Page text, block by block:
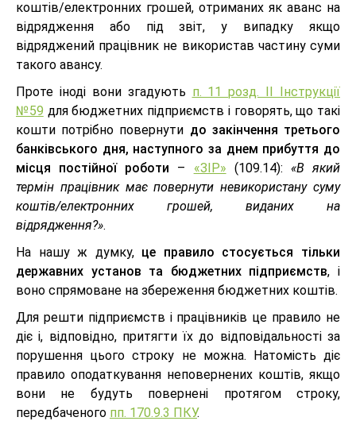
коштів/електронних грошей, отриманих як аванс на
відрядження або під звіт, у випадку якщо
відряджений працівник не використав частину суми
такого авансу.
Проте іноді вони згадують п. 11 розд. II Інструкції
№59 для бюджетних підприємств і говорять, що такі
кошти потрібно повернути до закінчення третього
банківського дня, наступного за днем прибуття до
місця постійної роботи – «ЗІР» (109.14): «В який
термін працівник має повернути невикористану суму
коштів/електронних грошей, виданих на
відрядження?».
На нашу ж думку, це правило стосується тільки
державних установ та бюджетних підприємств, і
воно спрямоване на збереження бюджетних коштів.
Для решти підприємств і працівників це правило не
діє і, відповідно, притягти їх до відповідальності за
порушення цього строку не можна. Натомість діє
правило оподаткування неповернених коштів, якщо
вони не будуть повернені протягом строку,
передбаченого пп. 170.9.3 ПКУ.